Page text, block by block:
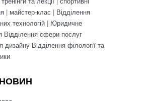
майстер-клас
Відділення
технологій
Юридичне
Відділення сфери послуг
дизайну Відділення філології та